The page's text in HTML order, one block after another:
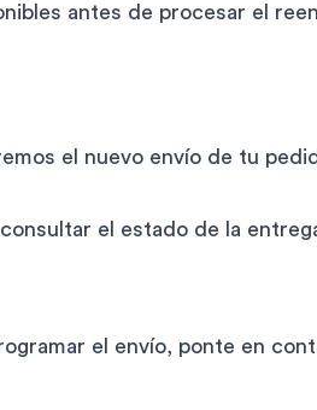
antes de procesar el
el nuevo envío de tu
el estado de la
el envío, ponte en